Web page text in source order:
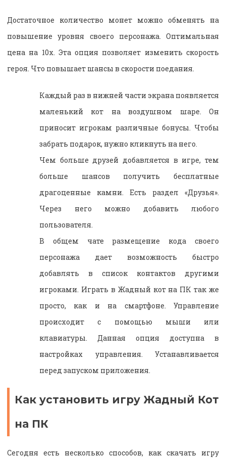
Достаточное количество монет можно обменять на
повышение уровня своего персонажа. Оптимальная
цена на 10х. Эта опция позволяет изменить скорость
героя. Что повышает шансы в скорости поедания.
Каждый раз в нижней части экрана появляется
маленький кот на воздушном шаре. Он
приносит игрокам различные бонусы. Чтобы
забрать подарок, нужно кликнуть на него.
Чем больше друзей добавляется в игре, тем
больше шансов получить бесплатные
драгоценные камни. Есть раздел «Друзья».
Через него можно добавить любого
пользователя.
В общем чате размещение кода своего
персонажа дает возможность быстро
добавлять в список контактов другими
игроками. Играть в Жадный кот на ПК так же
просто, как и на смартфоне. Управление
происходит с помощью мыши или
клавиатуры. Данная опция доступна в
настройках управления. Устанавливается
перед запуском приложения.
Как установить игру Жадный Кот
на ПК
Сегодня есть несколько способов, как скачать игру